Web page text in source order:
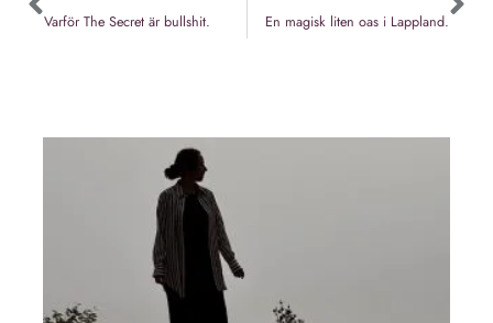
Varför The Secret är bullshit. En magisk liten oas i Lappland.